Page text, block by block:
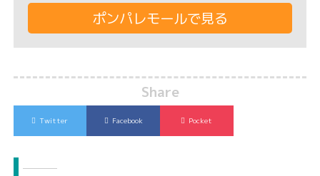
ポンパレモールで見る
Share
Twitter Facebook Pocket